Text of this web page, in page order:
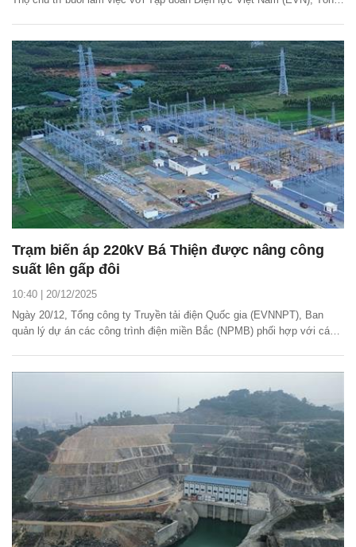
mặt bằng các dự án lưới điện trên...
Trạm biến áp 220kV Bá Thiện được nâng công
suất lên gấp đôi
10:40 | 20/12/2025
Ngày 20/12, Tổng công ty Truyền tải điện Quốc gia (EVNNPT), Ban
quản lý dự án các công trình điện miền Bắc (NPMB) phối hợp với các